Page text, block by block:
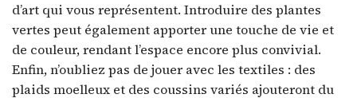
d’art qui vous représentent. Introduire des plantes
vertes peut également apporter une touche de vie et
de couleur, rendant l’espace encore plus convivial.
Enfin, n’oubliez pas de jouer avec les textiles : des
plaids moelleux et des coussins variés ajouteront du